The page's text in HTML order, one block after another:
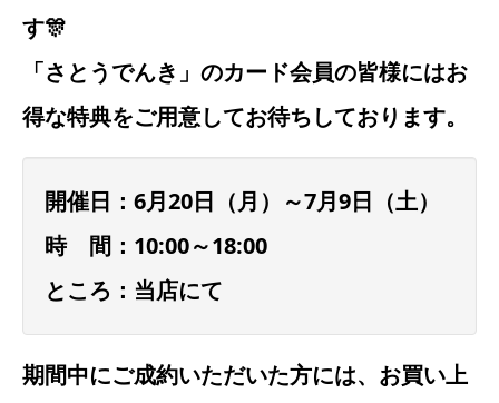
す🎊
「さとうでんき」のカード会員の皆様にはお
得な特典をご用意してお待ちしております。
開催日：6月20日（月）～7月9日（土）
時 間：10:00～18:00
ところ：当店にて
期間中にご成約いただいた方には、お買い上